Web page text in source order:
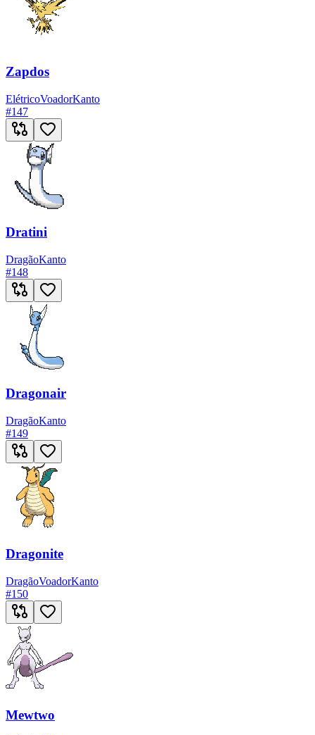
Zapdos
ElétricoVoadorKanto
#147
Dratini
DragãoKanto
#148
Dragonair
DragãoKanto
#149
Dragonite
DragãoVoadorKanto
#150
Mewtwo